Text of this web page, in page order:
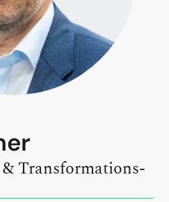
Transformations-